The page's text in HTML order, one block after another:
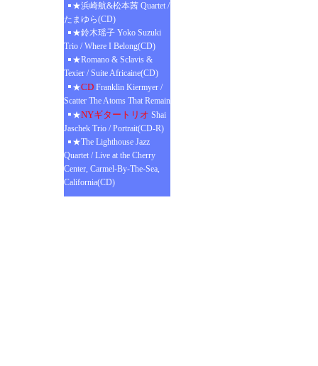
★浜崎航&松本茜 Quartet /
たまゆら(CD)
★鈴木瑶子 Yoko Suzuki
Trio / Where I Belong(CD)
★Romano & Sclavis &
Texier / Suite Africaine(CD)
★CD Franklin Kiermyer /
Scatter The Atoms That Remain
★NYギタートリオ Shai
Jaschek Trio / Portrait(CD-R)
★The Lighthouse Jazz
Quartet / Live at the Cherry
Center, Carmel-By-The-Sea,
California(CD)